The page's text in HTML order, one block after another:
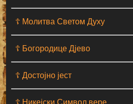
☦ Молитва Светом Духу
☦ Богородице Дјево
☦ Достојно јест